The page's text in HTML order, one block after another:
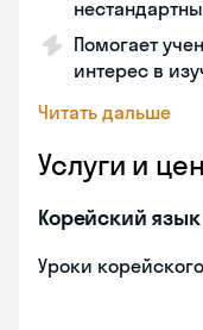
Помогает
интерес в
Читать дальше
Услуги и
Корейский язык
Уроки корейского